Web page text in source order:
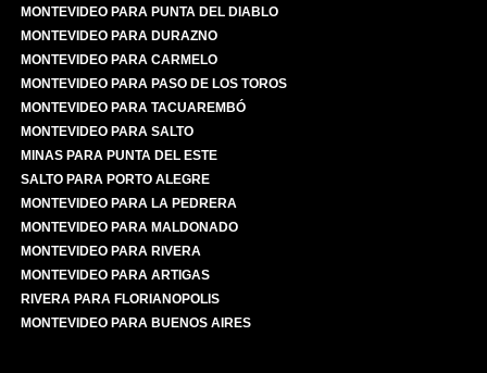
MONTEVIDEO PARA PUNTA DEL DIABLO
MONTEVIDEO PARA DURAZNO
MONTEVIDEO PARA CARMELO
MONTEVIDEO PARA PASO DE LOS TOROS
MONTEVIDEO PARA TACUAREMBÓ
MONTEVIDEO PARA SALTO
MINAS PARA PUNTA DEL ESTE
SALTO PARA PORTO ALEGRE
MONTEVIDEO PARA LA PEDRERA
MONTEVIDEO PARA MALDONADO
MONTEVIDEO PARA RIVERA
MONTEVIDEO PARA ARTIGAS
RIVERA PARA FLORIANOPOLIS
MONTEVIDEO PARA BUENOS AIRES